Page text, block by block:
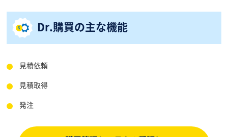
Dr.購買の主な機能
見積依頼
見積取得
発注